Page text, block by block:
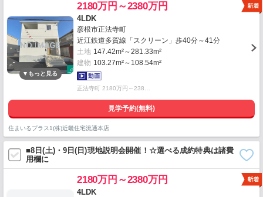
2180万円～2380万円
4LDK
彦根市正法寺町
近江鉄道多賀線「スクリーン」歩40分～41分
土地 147.42m²～281.33m²
建物 103.27m²～108.54m²
正法寺町 2180万円～238…
見学予約(無料)
住まいるプラス1(株)近畿住宅流通本店
■8日(土)・9日(日)現地説明会開催！☆選べる成約特典は諸費
用欄に
2180万円～2380万円
4LDK